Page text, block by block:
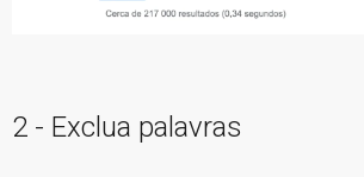
2 - Exclua palavras